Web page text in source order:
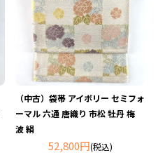
（中古）袋帯 アイボリー セミフォ
ーマル 六通 唐織り 市松 牡丹 梅
波 絹
52,800円(税込)